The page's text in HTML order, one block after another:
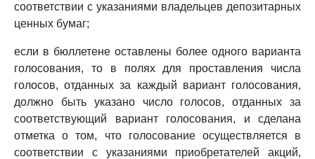
соответствии с указаниями владельцев депозитарных
ценных бумаг;
если в бюллетене оставлены более одного варианта
голосования, то в полях для проставления числа
голосов, отданных за каждый вариант голосования,
должно быть указано число голосов, отданных за
соответствующий вариант голосования, и сделана
отметка о том, что голосование осуществляется в
соответствии с указаниями приобретателей акций,